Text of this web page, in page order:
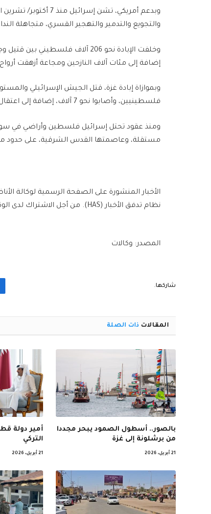
والتجويع والتدمير والتهجير القسري، متجاهلة
إضافة إلى مئات آلاف النازحين ومجاعة أزهقت
فلسطينيين، وأصابوا نحو 7 آلاف، إضافة إلى اعتقال أكثر من 18 ألفا، وفق معطيات رسمية فلسطينية.
ومنذ عقود تحتل إسرائيل فلسطين وأراضي في
مستقلة، وعاصمتها القدس الشرقية، على حدود ما
الأخبار المنشورة على الصفحة الرسمية لوكالة
نظام تدفق الأخبار (HAS). من أجل الاشتراك لدى الوكالة يُرجى الاتصال بالرابط التالي.
المصدر: وكالات
شاركها.
المقالات ذات الصلة
بالصور.. أسطول الصمود يبحر مجددا
من برشلونة إلى غزة
21 أبريل، 2026
أمير دولة
التركي
21 أبريل، 2026